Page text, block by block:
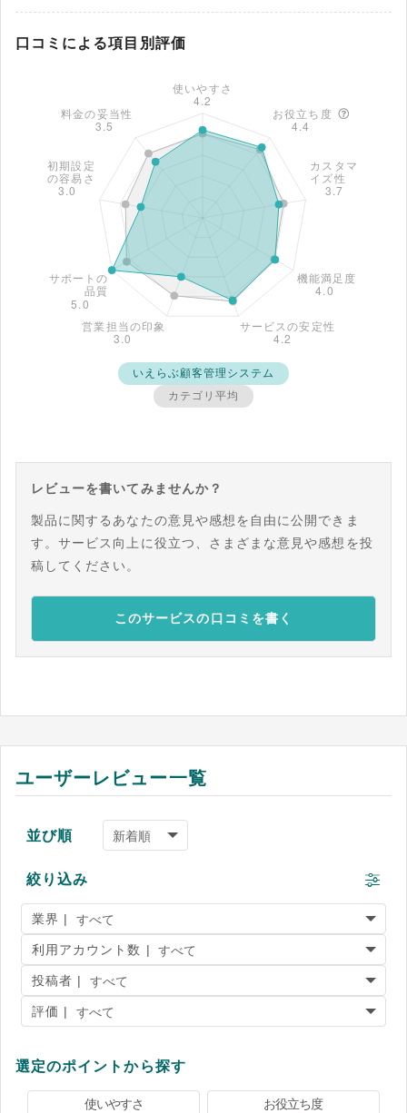
口コミによる項目別評価
いえらぶ顧客管理システム
カテゴリ平均
レビューを書いてみませんか？
製品に関するあなたの意見や感想を自由に公開できま
す。サービス向上に役立つ、さまざまな意見や感想を投
稿してください。
このサービスの口コミを書く
ユーザーレビュー一覧
並び順
絞り込み
業界 |
利用アカウント数 |
投稿者 |
評価 |
選定のポイントから探す
使いやすさ
お役立ち度